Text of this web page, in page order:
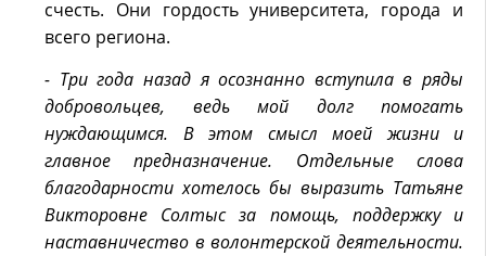
счесть. Они гордость университета, города и
всего региона.
- Три года назад я осознанно вступила в ряды
добровольцев, ведь мой долг помогать
нуждающимся. В этом смысл моей жизни и
главное предназначение. Отдельные слова
благодарности хотелось бы выразить Татьяне
Викторовне Солтыс за помощь, поддержку и
наставничество в волонтерской деятельности.